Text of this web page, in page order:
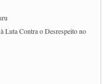
Luta Contra o Desrespeito no